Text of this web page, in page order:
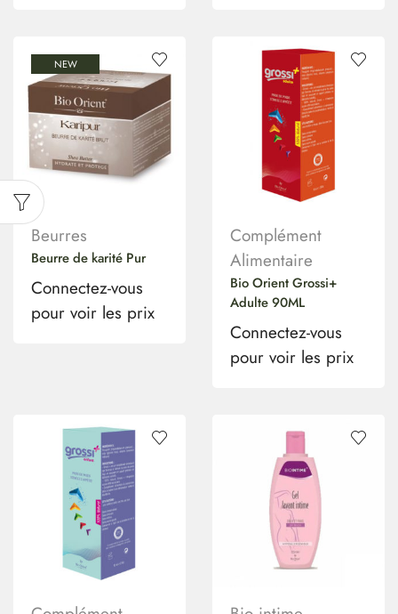
NEW
Beurres
Beurre de karité Pur
Connectez-vous
pour voir les prix
Complément
Alimentaire
Bio Orient Grossi+
Adulte 90ML
Connectez-vous
pour voir les prix